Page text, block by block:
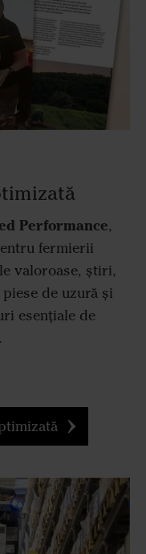
Performance,
fermierii
valoroase, știri,
de uzură și
esențiale de